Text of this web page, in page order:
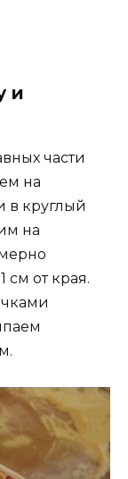
и
части
на
в круглый
на
см от края.